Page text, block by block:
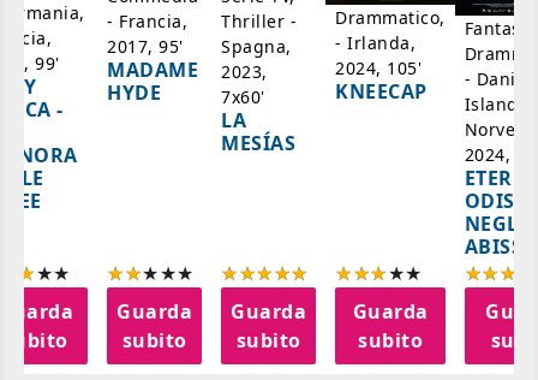
99'
-
subito
- Francia,
2017, 95'
MADAME
HYDE
Guarda
subito
Thriller -
Spagna,
2023,
7x60'
LA
MESÍAS
Guarda
subito
Drammatico,
- Irlanda,
2024, 105'
KNEECAP
Guarda
subito
-
Islanda,
2024,
NEGLI
ABISSI